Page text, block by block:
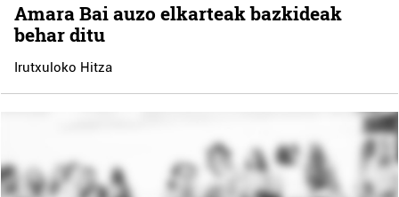
Amara Bai auzo elkarteak bazkideak
behar ditu
Irutxuloko Hitza